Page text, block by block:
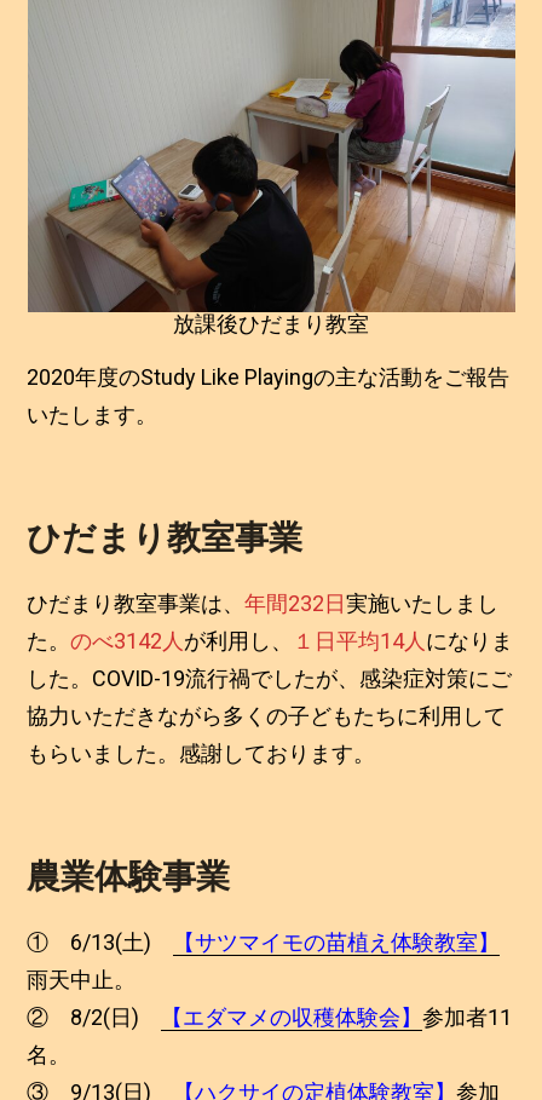
放課後ひだまり教室
2020年度のStudy Like Playingの主な活動をご報告
いたします。
ひだまり教室事業
ひだまり教室事業は、年間232日実施いたしまし
た。のべ3142人 が利用し、 １日平均14人 になりま
した。COVID-19流行禍でしたが、感染症対策にご
協力いただきながら多くの子どもたちに利用して
もらいました。感謝しております。
農業体験事業
① 6/13(土)
【サツマイモの苗植え体験教室】
雨天中止。
② 8/2(日)
【エダマメの収穫体験会】参加者11
名。
③ 9/13(日)
【ハクサイの定植体験教室】参加